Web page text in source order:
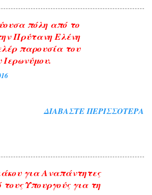
πόλη από το
Πρύτανη Ελένη
παρουσία του
Ιερωνύμου.
ΔΙΑΒΆΣΤΕ ΠΕΡΙΣΣΌΤΕΡΑ
για Αναπάντητες
Υπουργούς για τη